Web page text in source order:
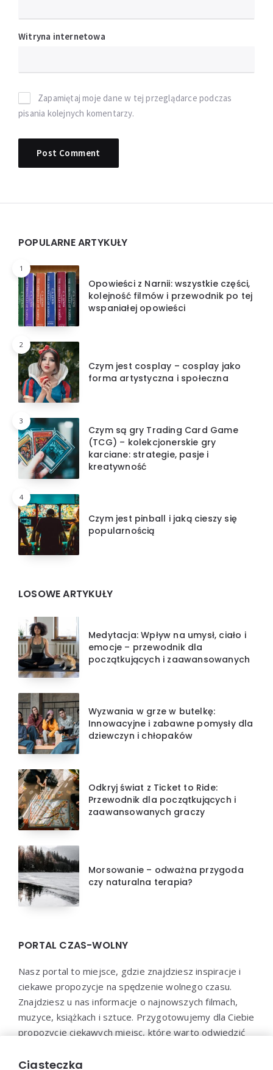
Witryna internetowa
Zapamiętaj moje dane w tej przeglądarce podczas
pisania kolejnych komentarzy.
Widgets
POPULARNE ARTYKUŁY
1
Opowieści z Narnii: wszystkie części,
kolejność filmów i przewodnik po tej
wspaniałej opowieści
2
Czym jest cosplay – cosplay jako
forma artystyczna i społeczna
3
Czym są gry Trading Card Game
(TCG) – kolekcjonerskie gry
karciane: strategie, pasje i
kreatywność
4
Czym jest pinball i jaką cieszy się
popularnością
LOSOWE ARTYKUŁY
Medytacja: Wpływ na umysł, ciało i
emocje – przewodnik dla
początkujących i zaawansowanych
Wyzwania w grze w butelkę:
Innowacyjne i zabawne pomysły dla
dziewczyn i chłopaków
Odkryj świat z Ticket to Ride:
Przewodnik dla początkujących i
zaawansowanych graczy
Morsowanie – odważna przygoda
czy naturalna terapia?
PORTAL CZAS-WOLNY
Nasz portal to miejsce, gdzie znajdziesz inspiracje i
ciekawe propozycje na spędzenie wolnego czasu.
Znajdziesz u nas informacje o najnowszych filmach,
muzyce, książkach i sztuce. Przygotowujemy dla Ciebie
propozycje ciekawych miejsc, które warto odwiedzić
zrelaksować się. Dołącz do naszej społeczności i
Ciasteczka